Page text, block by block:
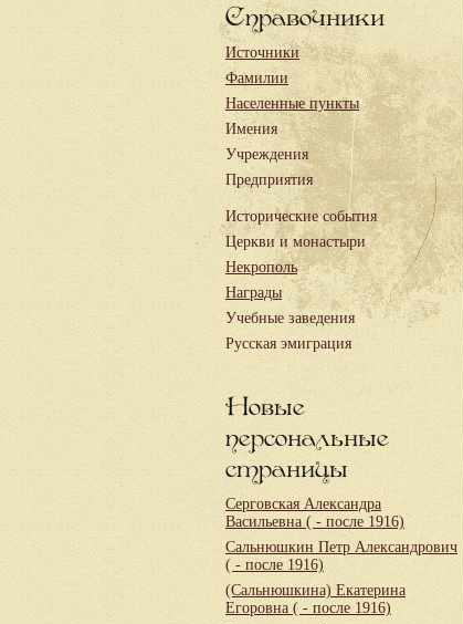
Справочники
Источники
Фамилии
Населенные пункты
Имения
Учреждения
Предприятия
Исторические события
Церкви и монастыри
Некрополь
Награды
Учебные заведения
Русская эмиграция
Новые
персональные
страницы
Серговская Александра
Васильевна ( - после 1916)
Сальнюшкин Петр Александрович
( - после 1916)
(Сальнюшкина) Екатерина
Егоровна ( - после 1916)